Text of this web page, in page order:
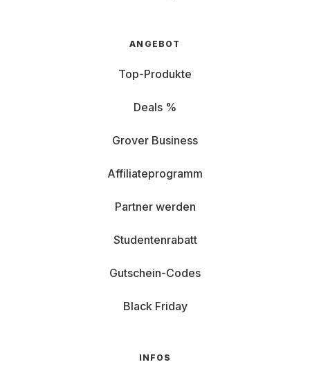
ANGEBOT
Top-Produkte
Deals %
Grover Business
Affiliateprogramm
Partner werden
Studentenrabatt
Gutschein-Codes
Black Friday
INFOS